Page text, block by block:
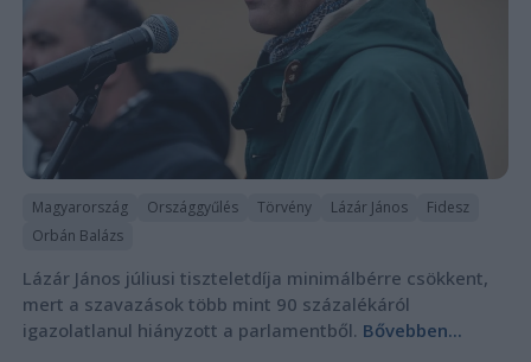
Magyarország Országgyűlés Törvény Lázár János
Fidesz
Orbán Balázs
Lázár János júliusi tiszteletdíja minimálbérre csökkent,
mert a szavazások több mint 90 százalékáról
igazolatlanul hiányzott a parlamentből. Bővebben...